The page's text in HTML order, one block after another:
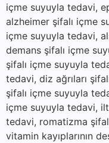
içme suyuyla tedavi,
alzheimer şifalı içme
içme suyuyla tedavi,
demans şifalı içme
şifalı içme suyuyla
tedavi, diz ağrıları
şifalı içme suyuyla
içme suyuyla tedavi,
tedavi, romatizma
vitamin kayıplarının